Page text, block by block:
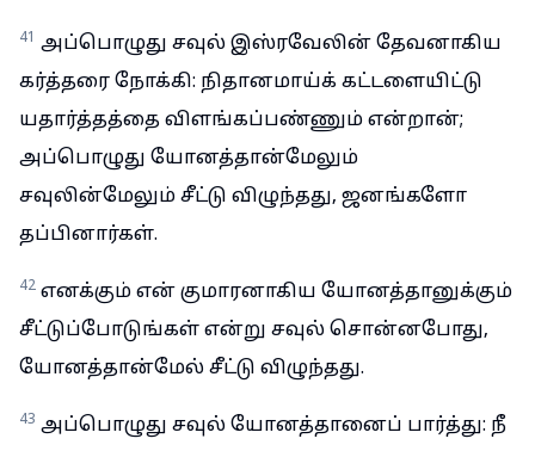
41 அப்பொழுது சவுல் இஸ்ரவேலின் தேவனாகிய
கர்த்தரை நோக்கி: நிதானமாய்க் கட்டளையிட்டு
யதார்த்தத்தை விளங்கப்பண்ணும் என்றான்;
அப்பொழுது யோனத்தான்மேலும்
சவுலின்மேலும் சீட்டு விழுந்தது, ஜனங்களோ
தப்பினார்கள்.
42 எனக்கும் என் குமாரனாகிய யோனத்தானுக்கும்
சீட்டுப்போடுங்கள் என்று சவுல் சொன்னபோது,
யோனத்தான்மேல் சீட்டு விழுந்தது.
43 அப்பொழுது சவுல் யோனத்தானைப் பார்த்து: நீ